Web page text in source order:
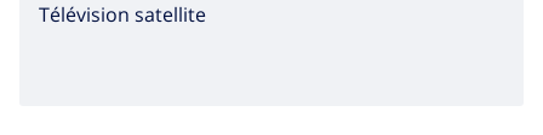
Télévision satellite